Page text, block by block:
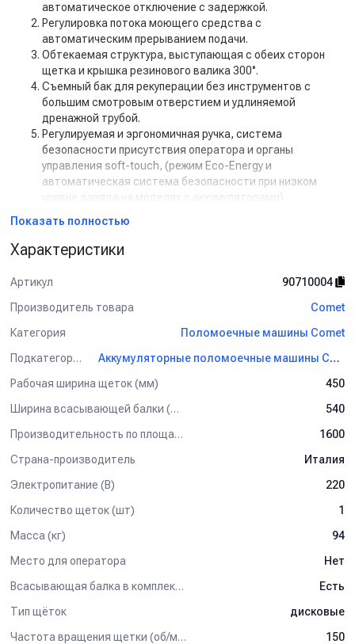
автоматическое отключение с задержкой.
Регулировка потока моющего средства с
автоматическим прерыванием подачи.
Обтекаемая структура, выступающая с обеих сторон
щетка и крышка резинового валика 300°.
Съемный бак для рекуперации без инструментов с
большим смотровым отверстием и удлиняемой
дренажной трубой.
Регулируемая и эргономичная ручка, система
безопасности присутствия оператора и органы
управления soft-touch, (режим Eco-Energy и
автоматическая система безопасности при низком
уровне заряда на моделях с аккумуляторами)
надежная задняя система управления для легкого
перемещения.
Переднее лезвие резинового валика Дл.665 мм -
Заднее лезвие резинового валика Дл.775 мм - 40Толщ.3
мм
Показать полностью
Характеристики
Артикул
90710004
Производитель товара
Comet
Категория
Поломоечные машины Comet
Подкатегория
Аккумуляторные поломоечные машины Comet
Рабочая ширина щеток (мм)
450
Ширина всасывающей балки (мм)
540
Производительность по площади (м2/ч)
1600
Страна-производитель
Италия
Электропитание (В)
220
Количество щеток (шт)
1
Масса (кг)
94
Место для оператора
Нет
Всасывающая балка в комплектации
Есть
Тип щёток
дисковые
Частота вращения щетки (об/мин)
150